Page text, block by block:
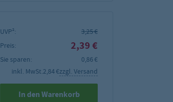
UVP²:
3,25 €
Preis:
2,39 €
Sie sparen:
0,86 €
inkl. MwSt.2,84 €zzgl. Versand
In den Warenkorb